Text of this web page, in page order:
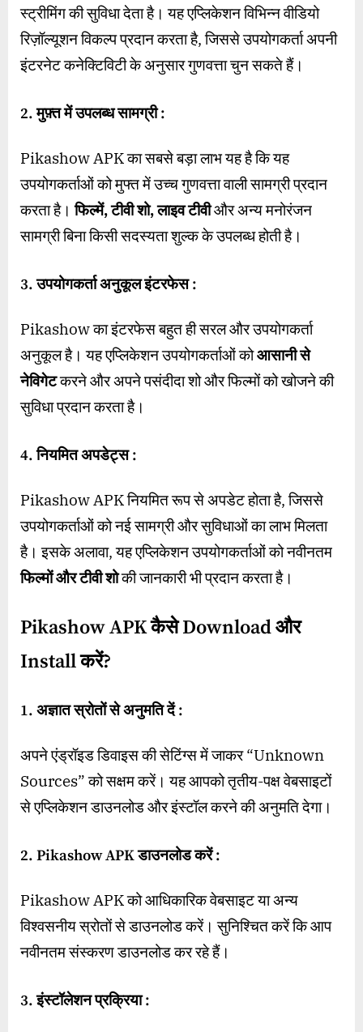
स्ट्रीमिंग की सुविधा देता है। यह एप्लिकेशन विभिन्न वीडियो
रिज़ॉल्यूशन विकल्प प्रदान करता है, जिससे उपयोगकर्ता अपनी
इंटरनेट कनेक्टिविटी के अनुसार गुणवत्ता चुन सकते हैं।
2. मुफ़्त में उपलब्ध सामग्री :
Pikashow APK का सबसे बड़ा लाभ यह है कि यह
उपयोगकर्ताओं को मुफ्त में उच्च गुणवत्ता वाली सामग्री प्रदान
करता है।फिल्में, टीवी शो, लाइव टीवीऔर अन्य मनोरंजन
सामग्री बिना किसी सदस्यता शुल्क के उपलब्ध होती है।
3. उपयोगकर्ता अनुकूल इंटरफेस :
Pikashow का इंटरफेस बहुत ही सरल और उपयोगकर्ता
अनुकूल है। यह एप्लिकेशन उपयोगकर्ताओं कोआसानी से
नेविगेटकरने और अपने पसंदीदा शो और फिल्मों को खोजने की
सुविधा प्रदान करता है।
4. नियमित अपडेट्स :
Pikashow APK नियमित रूप से अपडेट होता है, जिससे
उपयोगकर्ताओं को नई सामग्री और सुविधाओं का लाभ मिलता
है। इसके अलावा, यह एप्लिकेशन उपयोगकर्ताओं को नवीनतम
फिल्मों और टीवी शोकी जानकारी भी प्रदान करता है।
Pikashow APK कैसे Download और
Install करें?
1. अज्ञात स्रोतों से अनुमति दें :
अपने एंड्रॉइड डिवाइस की सेटिंग्स में जाकर “Unknown
Sources” को सक्षम करें। यह आपको तृतीय-पक्ष वेबसाइटों
से एप्लिकेशन डाउनलोड और इंस्टॉल करने की अनुमति देगा।
2. Pikashow APK डाउनलोड करें :
Pikashow APK को आधिकारिक वेबसाइट या अन्य
विश्वसनीय स्रोतों से डाउनलोड करें। सुनिश्चित करें कि आप
नवीनतम संस्करण डाउनलोड कर रहे हैं।
3. इंस्टॉलेशन प्रक्रिया :